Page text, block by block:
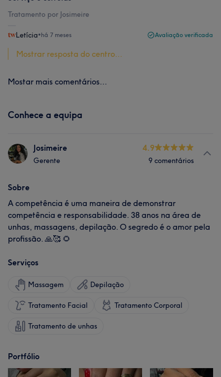
Tratamento por Josimeire
Letícia•há 7 meses Avaliação verificada
Mostrar resposta do centro...
Mostar mais comentários...
Conhece a equipa
Josimeire
Gerente
4.9
9 comentários
Sobre
A competência é uma maneira de demonstrar
competência e responsabilidade. 38 anos na área de
unhas, massagens, depilação. O segredo é o amor pela
profissão. 🙏🥰 🌻
Serviços
Massagem Depilação
Tratamento Facial Tratamento Corporal
Tratamento de unhas
Portfólio